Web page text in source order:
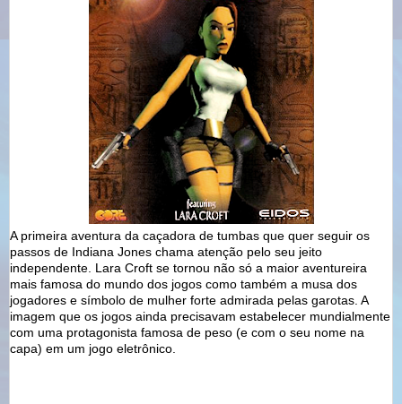
A primeira aventura da caçadora de tumbas que quer seguir os
passos de Indiana Jones chama atenção pelo seu jeito
independente. Lara Croft se tornou não só a maior aventureira
mais famosa do mundo dos jogos como também a musa dos
jogadores e símbolo de mulher forte admirada pelas garotas. A
imagem que os jogos ainda precisavam estabelecer mundialmente
com uma protagonista famosa de peso (e com o seu nome na
capa) em um jogo eletrônico.